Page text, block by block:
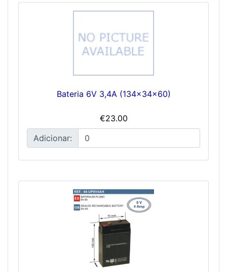
Bateria 6V 3,4A (134x34x60)
€23.00
Adicionar: